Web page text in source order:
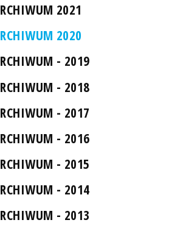
2021
2020
- 2019
- 2018
- 2017
- 2016
- 2015
- 2014
- 2013